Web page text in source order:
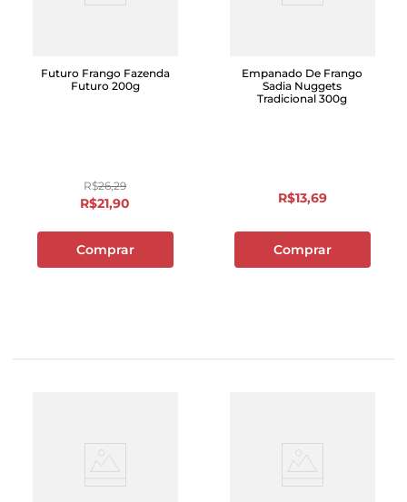
Futuro Frango Fazenda
Futuro 200g
R$26,29
R$21,90
Comprar
Empanado De Frango
Sadia Nuggets
Tradicional 300g
R$13,69
Comprar